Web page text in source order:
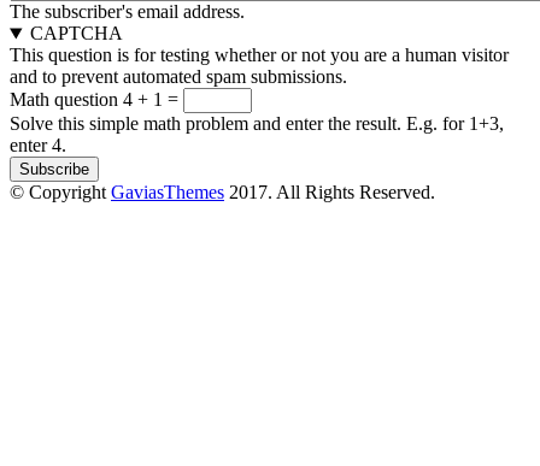
The subscriber's email address.
CAPTCHA
This question is for testing whether or not you are a human visitor
and to prevent automated spam submissions.
Math question 4 + 1 =
Solve this simple math problem and enter the result. E.g. for 1+3,
enter 4.
© Copyright GaviasThemes 2017. All Rights Reserved.